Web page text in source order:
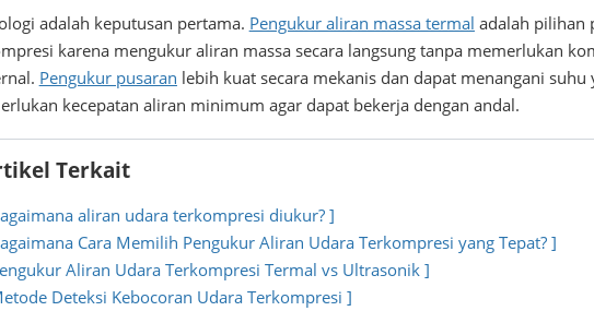
adalah keputusan pertama. Pengukur aliran massa termal adalah pilihan
karena mengukur aliran massa secara langsung tanpa memerlukan
Pengukur pusaran lebih kuat secara mekanis dan dapat menangani
kecepatan aliran minimum agar dapat bekerja dengan andal.
Terkait
aliran udara terkompresi diukur? ]
Cara Memilih Pengukur Aliran Udara Terkompresi yang Tepat? ]
Aliran Udara Terkompresi Termal vs Ultrasonik ]
Deteksi Kebocoran Udara Terkompresi ]